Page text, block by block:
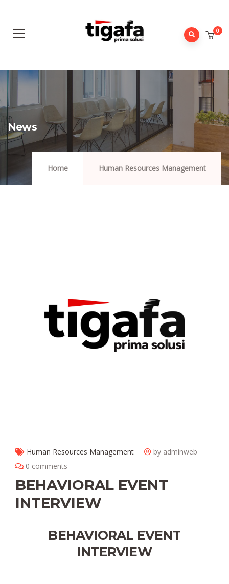
0
News
Home Human Resources Management
Human Resources Management
by adminweb
0 comments
BEHAVIORAL EVENT
INTERVIEW
BEHAVIORAL EVENT
INTERVIEW